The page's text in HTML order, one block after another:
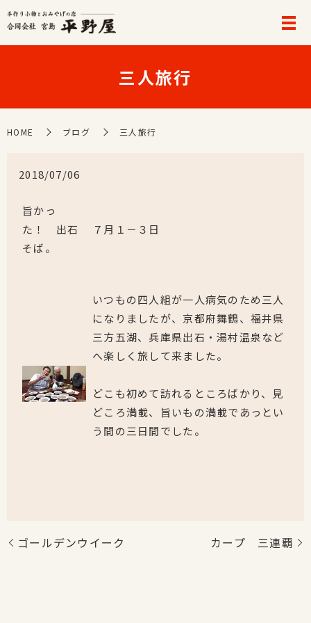
三人旅行
HOME ブログ 三人旅行
2018/07/06
旨かっ
た！ 出石
そば。
７月１－３日
いつもの四人組が一人病気のため三人
になりましたが、京都府舞鶴、福井県
三方五湖、兵庫県出石・湯村温泉など
へ楽しく旅して来ました。
どこも初めて訪れるところばかり、見
どころ満載、旨いもの満載であっとい
う間の三日間でした。
ゴールデンウイーク カープ 三連覇